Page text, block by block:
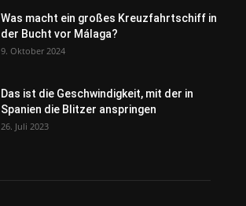
Was macht ein großes Kreuzfahrtschiff in
der Bucht vor Málaga?
9. Oktober 2024
Das ist die Geschwindigkeit, mit der in
Spanien die Blitzer anspringen
26. Juli 2023